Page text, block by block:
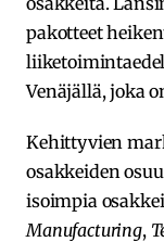
pakotteet
Venäjällä, joka
Kehittyvien
osakkeiden
isoimpia
Manufacturing,